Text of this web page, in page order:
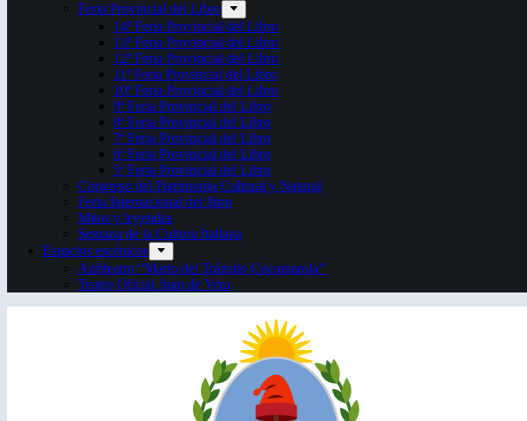
Feria Provincial del Libro
14ª Feria Provincial del Libro
13ª Feria Provincial del Libro
12ª Feria Provincial del Libro
11ª Feria Provincial del Libro
10ª Feria Provincial del Libro
9ª Feria Provincial del Libro
8ª Feria Provincial del Libro
7ª Feria Provincial del Libro
6ª Feria Provincial del Libro
5ª Feria Provincial del Libro
Congreso del Patrimonio Cultural y Natural
Feria Internacional del libro
Mitos y leyendas
Semana de la Cultura Italiana
Espacios escénicos
Anfiteatro “Mario del Tránsito Cocomarola”
Teatro Oficial Juan de Vera